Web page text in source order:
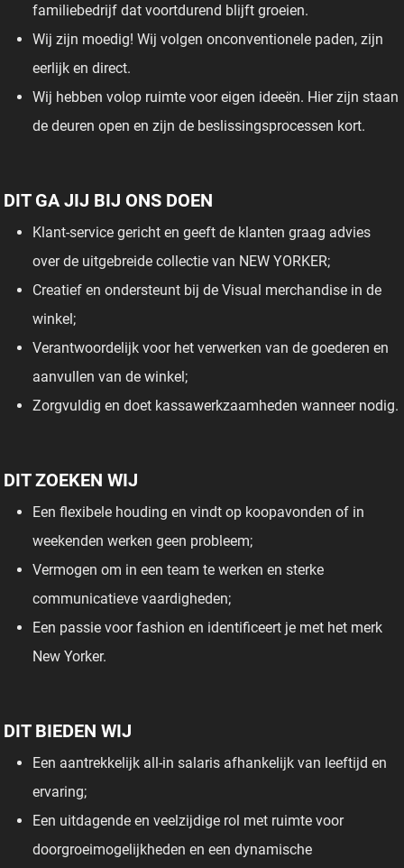
familiebedrijf dat voortdurend blijft groeien.
Wij zijn moedig! Wij volgen onconventionele paden, zijn
eerlijk en direct.
Wij hebben volop ruimte voor eigen ideeën. Hier zijn staan
de deuren open en zijn de beslissingsprocessen kort.
DIT GA JIJ BIJ ONS DOEN
Klant-service gericht en geeft de klanten graag advies
over de uitgebreide collectie van NEW YORKER;
Creatief en ondersteunt bij de Visual merchandise in de
winkel;
Verantwoordelijk voor het verwerken van de goederen en
aanvullen van de winkel;
Zorgvuldig en doet kassawerkzaamheden wanneer nodig.
DIT ZOEKEN WIJ
Een flexibele houding en vindt op koopavonden of in
weekenden werken geen probleem;
Vermogen om in een team te werken en sterke
communicatieve vaardigheden;
Een passie voor fashion en identificeert je met het merk
New Yorker.
DIT BIEDEN WIJ
Een aantrekkelijk all-in salaris afhankelijk van leeftijd en
ervaring;
Een uitdagende en veelzijdige rol met ruimte voor
doorgroeimogelijkheden en een dynamische